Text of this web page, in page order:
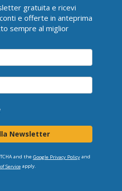
gratuita e ricevi
e offerte in anteprima
sempre al miglior
Newsletter
and the Google Privacy Policyand
Serviceapply.